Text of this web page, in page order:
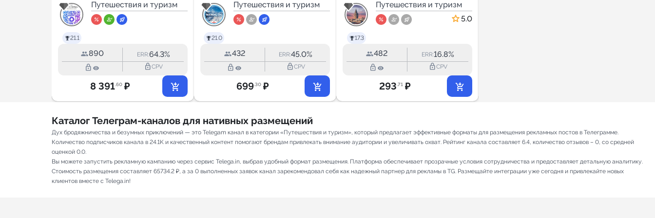
21.1
ЧЕМОДАНАХ
Путешествия и туризм
890 ERR:64.3%
lock_outline lock_outlineCPV
8 391.60 ₽
21.0
Путешествия и туризм
432 ERR:45.0%
lock_outline lock_outlineCPV
699.30 ₽
17.3
Стамбул
Путешествия и туризм
5.0
482 ERR:16.8%
lock_outline lock_outlineCPV
293.71 ₽
Каталог Телеграм-каналов для нативных размещений
Дух бродяжничества и безумных приключений — это Telegam канал в категории «Путешествия и туризм», который предлагает эффективные форматы для размещения рекламных постов в Телеграмме.
Количество подписчиков канала в 24.1K и качественный контент помогают брендам привлекать внимание аудитории и увеличивать охват. Рейтинг канала составляет 6.4, количество отзывов – 0, со средней
оценкой 0.0.
Вы можете запустить рекламную кампанию через сервис Telega.in, выбрав удобный формат размещения. Платформа обеспечивает прозрачные условия сотрудничества и предоставляет детальную аналитику.
Стоимость размещения составляет 65734.2 ₽, а за 0 выполненных заявок канал зарекомендовал себя как надежный партнер для рекламы в TG. Размещайте интеграции уже сегодня и привлекайте новых
клиентов вместе с Telega.in!